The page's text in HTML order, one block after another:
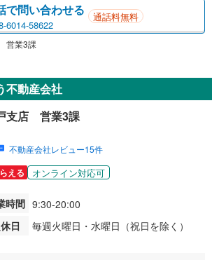
で問い合わせる
6014-58622
通話料無料
営業3課
不動産会社
支店 営業3課
不動産会社レビュー15件
える オンライン対応可
時間 9:30-20:00
日
毎週火曜日・水曜日（祝日を除く）